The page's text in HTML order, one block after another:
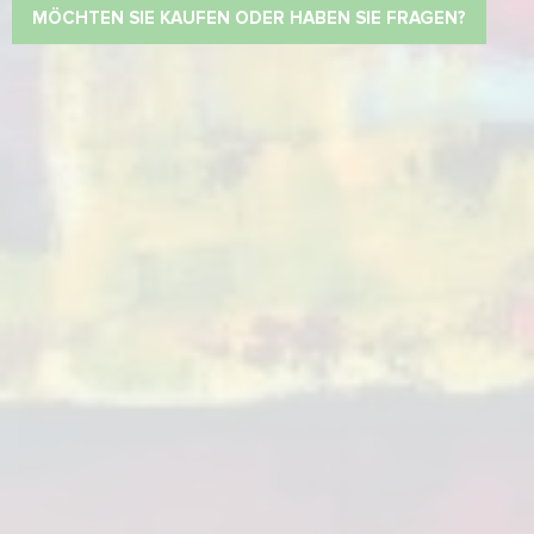
MÖCHTEN SIE KAUFEN ODER HABEN SIE FRAGEN?